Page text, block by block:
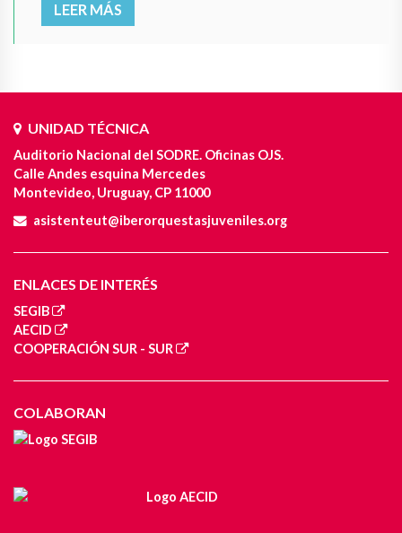
LEER MÁS
UNIDAD TÉCNICA
Auditorio Nacional del SODRE. Oficinas OJS.
Calle Andes esquina Mercedes
Montevideo, Uruguay, CP 11000
asistenteut@iberorquestasjuveniles.org
ENLACES DE INTERÉS
SEGIB
AECID
COOPERACIÓN SUR - SUR
COLABORAN